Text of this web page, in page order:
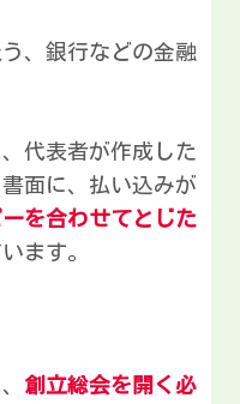
、銀行などの金融
代表者が作成した
面に、払い込みが
を合わせてとじた
ます。
創立総会を開く必